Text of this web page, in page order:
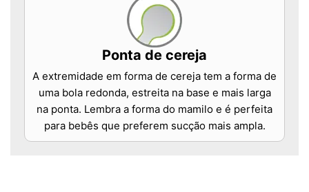
Ponta de cereja
A extremidade em forma de cereja tem a forma de
uma bola redonda, estreita na base e mais larga
na ponta. Lembra a forma do mamilo e é perfeita
para bebês que preferem sucção mais ampla.